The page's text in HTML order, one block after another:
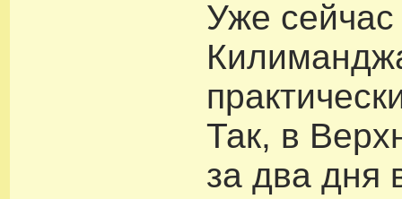
Уже
Так, в
за два дня